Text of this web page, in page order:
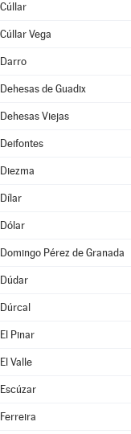
Cúllar
Cúllar Vega
Darro
Dehesas de Guadix
Dehesas Viejas
Deifontes
Diezma
Dílar
Dólar
Domingo Pérez de Granada
Dúdar
Dúrcal
El Pinar
El Valle
Escúzar
Ferreira